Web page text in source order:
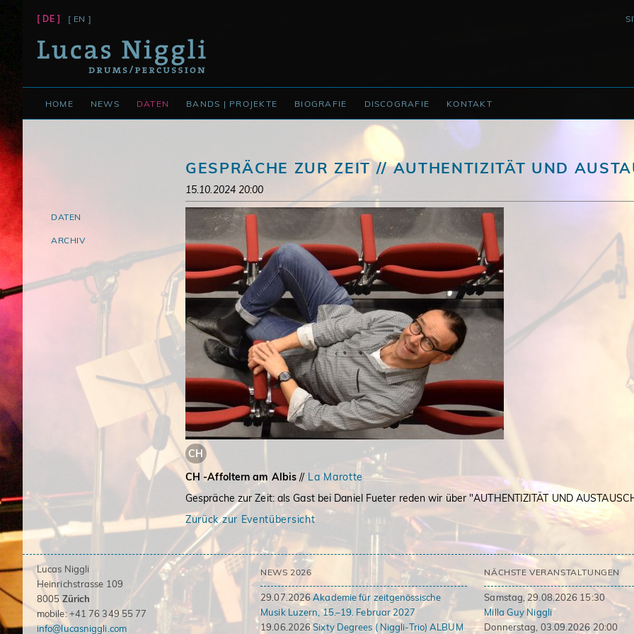
[ DE ] [ EN ]
ÜBERSPRINGEN
HOME NEWS DATEN BANDS | PROJEKTE BIOGRAFIE DISCOGRAFIE KONTAKT
GESPRÄCHE ZUR ZEIT // AUTHENTIZITÄT UND
15.10.2024 20:00
CH
CH -Affoltern am Albis //La Marotte
Gespräche zur Zeit: als Gast bei Daniel Fueter reden wir über "AUTHENTIZITÄT UND
Zurück zur Eventübersicht
DATEN
ARCHIV
Lucas Niggli
Heinrichstrasse 109
8005Zürich
mobile: +41 76 349 55 77
info@lucasniggli.com
NEWS 2026
29.07.2026 Akademie für zeitgenössische
Musik Luzern, 15.–19. Februar 2027
19.06.2026Sixty Degrees ( Niggli-Trio) ALBUM
NÄCHSTE VERANSTALTUNGEN
Samstag, 29.08.2026 15:30
Milla Guy Niggli
Donnerstag, 03.09.2026 20:00